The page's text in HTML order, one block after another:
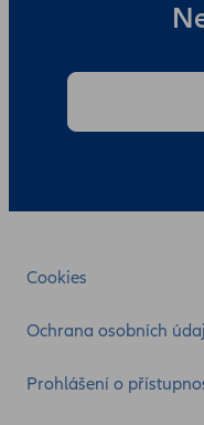
Cookies
Ochrana osobních
Prohlášení o